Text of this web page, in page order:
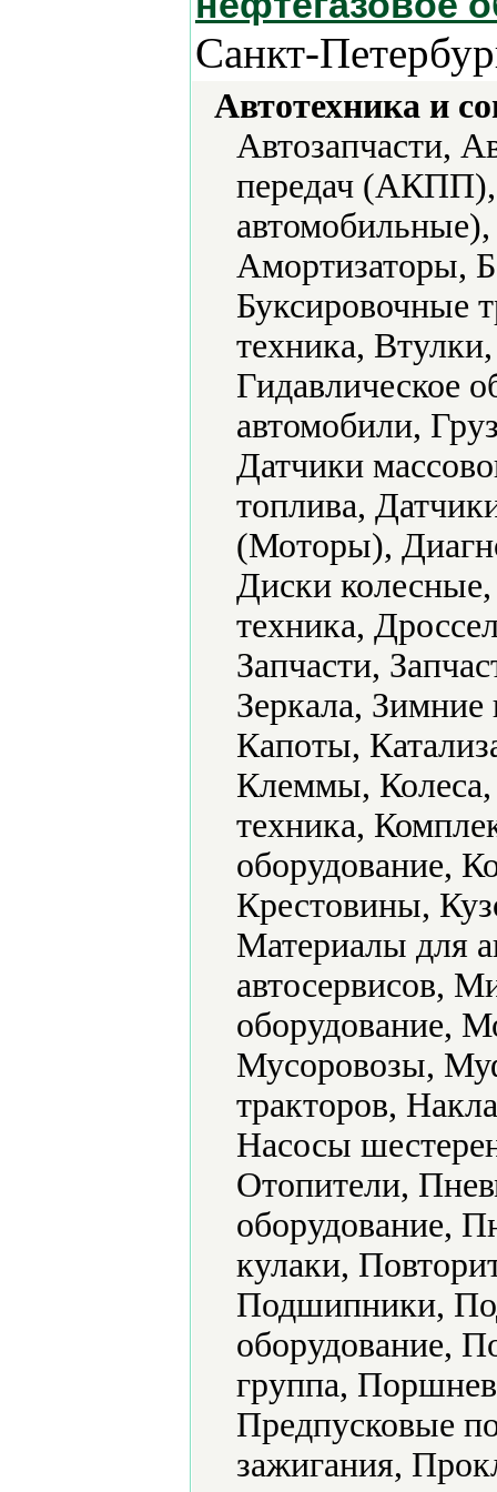
Санкт-
Автотехника и
Автозапчасти,
передач
Амортизаторы,
Буксировочные
техника,
Гидавлическое
автомобили,
Датчики
топлива,
(Моторы),
Диски
техника,
Запчасти,
Зеркала,
Капоты,
Клеммы,
техника,
оборудование,
Крестовины,
Материалы для
автосервисов,
оборудование,
Мусоровозы,
тракторов,
Насосы
Отопители,
оборудование,
кулаки,
Подшипники,
оборудование,
группа,
Предпусковые
зажигания,